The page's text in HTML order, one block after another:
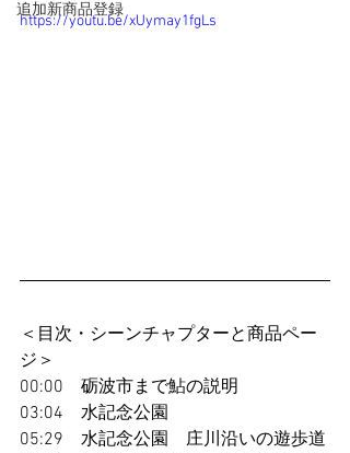
追加新商品登録
https://youtu.be/xUymay1fgLs
＜目次・シーンチャプターと商品ペー
ジ＞
00:00　砺波市まで鮎の説明
03:04　水記念公園
05:29　水記念公園　庄川沿いの遊歩道